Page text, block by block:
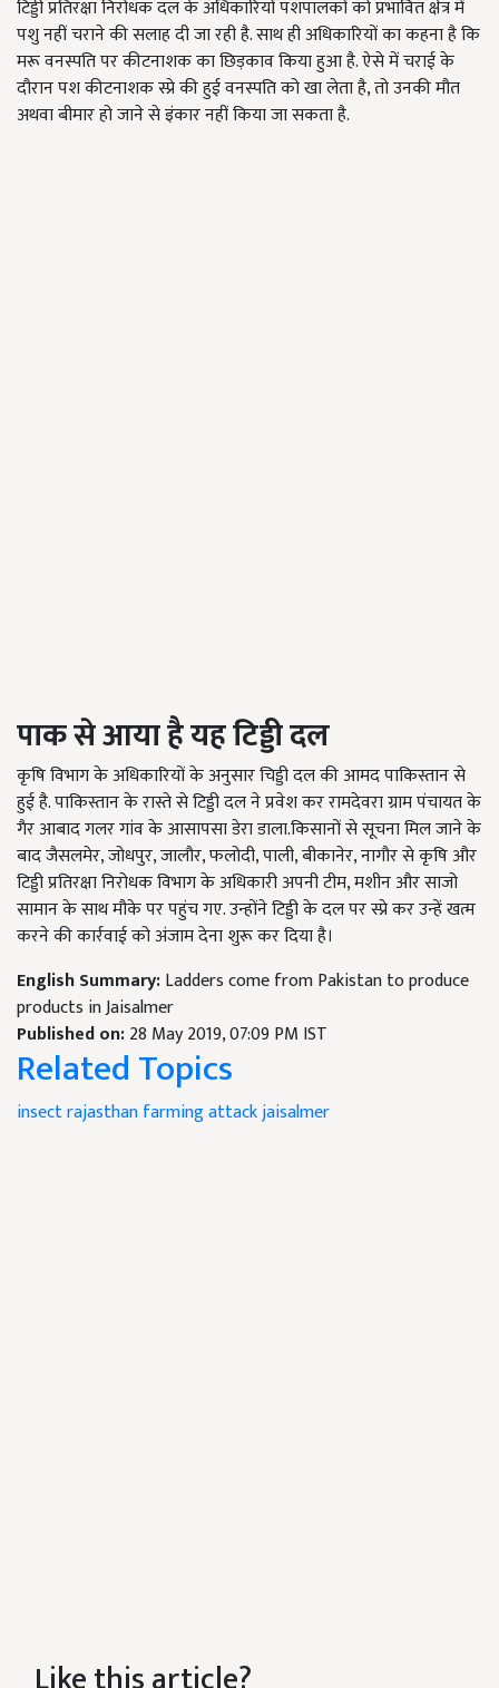
टिड्डी प्रतिरक्षा निरोधक दल के अधिकारियों पशपालकों को प्रभावित क्षेत्र में
पशु नहीं चराने की सलाह दी जा रही है. साथ ही अधिकारियों का कहना है कि
मरू वनस्पति पर कीटनाशक का छिड़काव किया हुआ है. ऐसे में चराई के
दौरान पश कीटनाशक स्प्रे की हुई वनस्पति को खा लेता है, तो उनकी मौत
अथवा बीमार हो जाने से इंकार नहीं किया जा सकता है.
पाक से आया है यह टिड्डी दल
कृषि विभाग के अधिकारियों के अनुसार चिड्डी दल की आमद पाकिस्तान से
हुई है. पाकिस्तान के रास्ते से टिड्डी दल ने प्रवेश कर रामदेवरा ग्राम पंचायत के
गैर आबाद गलर गांव के आसापसा डेरा डाला.किसानों से सूचना मिल जाने के
बाद जैसलमेर, जोधपुर, जालौर, फलोदी, पाली, बीकानेर, नागौर से कृषि और
टिड्डी प्रतिरक्षा निरोधक विभाग के अधिकारी अपनी टीम, मशीन और साजो
सामान के साथ मौके पर पहुंच गए. उन्होंने टिड्डी के दल पर स्प्रे कर उन्हें खत्म
करने की कार्रवाई को अंजाम देना शुरू कर दिया है।
English Summary:Ladders come from Pakistan to produce
products in Jaisalmer
Published on:28 May 2019, 07:09 PM IST
Related Topics
insectrajasthanfarming attackjaisalmer